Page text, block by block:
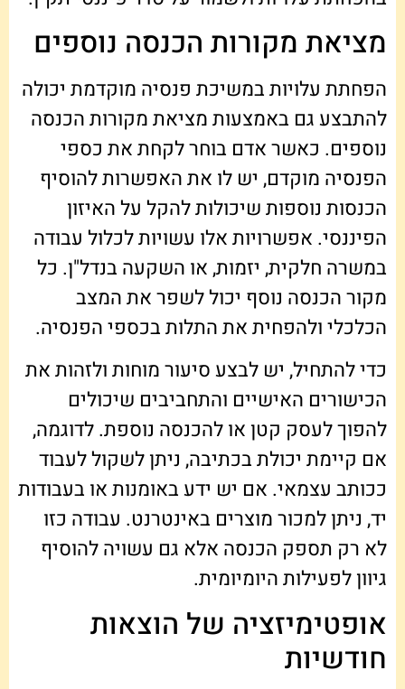
מציאת מקורות הכנסה נוספים
הפחתת עלויות במשיכת פנסיה מוקדמת יכולה
להתבצע גם באמצעות מציאת מקורות הכנסה
נוספים. כאשר אדם בוחר לקחת את כספי
הפנסיה מוקדם, יש לו את האפשרות להוסיף
הכנסות נוספות שיכולות להקל על האיזון
הפיננסי. אפשרויות אלו עשויות לכלול עבודה
במשרה חלקית, יזמות, או השקעה בנדל"ן. כל
מקור הכנסה נוסף יכול לשפר את המצב
הכלכלי ולהפחית את התלות בכספי הפנסיה.
כדי להתחיל, יש לבצע סיעור מוחות ולזהות את
הכישורים האישיים והתחביבים שיכולים
להפוך לעסק קטן או להכנסה נוספת. לדוגמה,
אם קיימת יכולת בכתיבה, ניתן לשקול לעבוד
ככותב עצמאי. אם יש ידע באומנות או בעבודות
יד, ניתן למכור מוצרים באינטרנט. עבודה כזו
לא רק תספק הכנסה אלא גם עשויה להוסיף
גיוון לפעילות היומיומית.
אופטימיזציה של הוצאות
חודשיות